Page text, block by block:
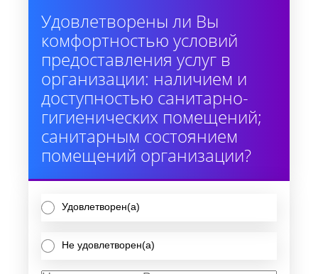
Удовлетворены ли Вы
комфортностью условий
предоставления услуг в
организации: наличием и
доступностью санитарно-
гигиенических помещений;
санитарным состоянием
помещений организации?
Удовлетворен(а)
Не удовлетворен(а)